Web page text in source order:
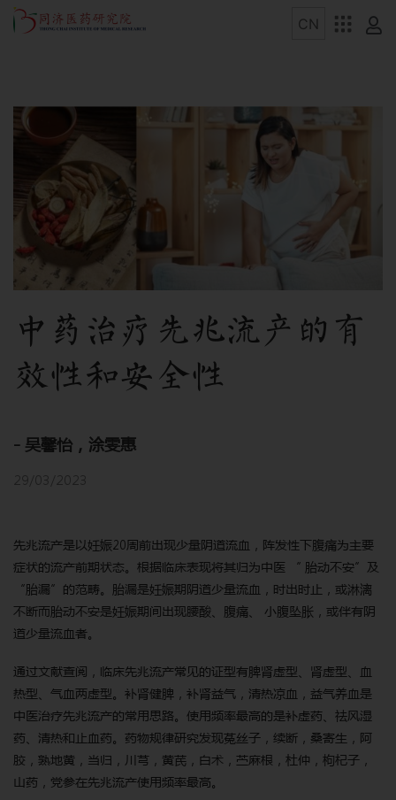
中药治疗先兆流产的有
效性和安全性
- 吴馨怡，涂雯惠
29/03/2023
先兆流产是以妊娠20周前出现少量阴道流血，阵发性下腹痛为主要
症状的流产前期状态。根据临床表现将其归为中医 “ 胎动不安”及
“胎漏”的范畴。胎漏是妊娠期阴道少量流血，时出时止，或淋漓
不断而胎动不安是妊娠期间出现腰酸、腹痛、 小腹坠胀，或伴有阴
道少量流血者。
通过文献查阅，临床先兆流产常见的证型有脾肾虚型、肾虚型、血
热型、气血两虚型。补肾健脾，补肾益气，清热凉血，益气养血是
中医治疗先兆流产的常用思路。使用频率最高的是补虚药、祛风湿
药、清热和止血药。药物规律研究发现菟丝子，续断，桑寄生，阿
胶，熟地黄，当归，川芎，黄芪，白术，苎麻根，杜仲，枸杞子，
山药，党参在先兆流产使用频率最高。